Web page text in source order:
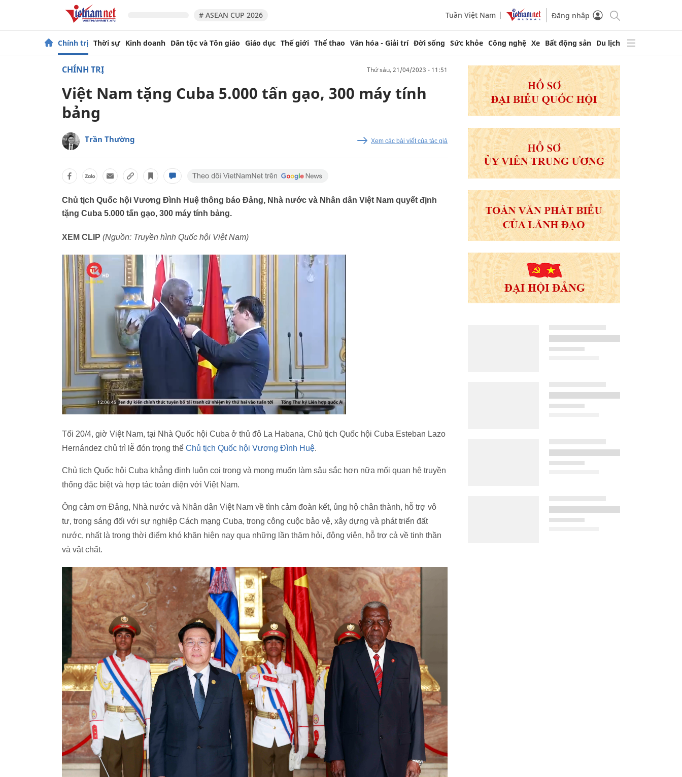
# ASEAN CUP 2026 Tuần Việt Nam Đăng nhập
Chính trị Thời sự Kinh doanh Dân tộc và Tôn giáo Giáo dục Thế giới Thể thao Văn hóa - Giải trí Đời sống Sức khỏe Công nghệ Xe Bất động sản Du lịch
CHÍNH TRỊ thứ sáu, 21/04/2023 - 11:51
Việt Nam tặng Cuba 5.000 tấn gạo, 300 máy tính
bảng
Trần Thường Xem các bài viết của tác giả
Chủ tịch Quốc hội Vương Đình Huệ thông báo Đảng, Nhà nước và Nhân dân Việt Nam quyết định
tặng Cuba 5.000 tấn gạo, 300 máy tính bảng.
XEM CLIP (Nguồn: Truyền hình Quốc hội Việt Nam)
Tối 20/4, giờ Việt Nam, tại Nhà Quốc hội Cuba ở thủ đô La Habana, Chủ tịch Quốc hội Cuba Esteban Lazo
Hernández chủ trì lễ đón trọng thể Chủ tịch Quốc hội Vương Đình Huệ.
Chủ tịch Quốc hội Cuba khẳng định luôn coi trọng và mong muốn làm sâu sắc hơn nữa mối quan hệ truyền
thống đặc biệt và hợp tác toàn diện với Việt Nam.
Ông cảm ơn Đảng, Nhà nước và Nhân dân Việt Nam về tình cảm đoàn kết, ủng hộ chân thành, hỗ trợ vô
tư, trong sáng đối với sự nghiệp Cách mạng Cuba, trong công cuộc bảo vệ, xây dựng và phát triển đất
nước, nhất là trong thời điểm khó khăn hiện nay qua những lần thăm hỏi, động viên, hỗ trợ cả về tinh thần
và vật chất.